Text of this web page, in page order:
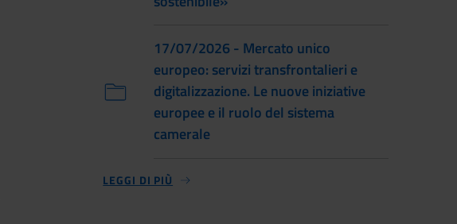
17/07/2026 - Mercato unico
europeo: servizi transfrontalieri e
digitalizzazione. Le nuove iniziative
europee e il ruolo del sistema
camerale
LEGGI DI PIÙ